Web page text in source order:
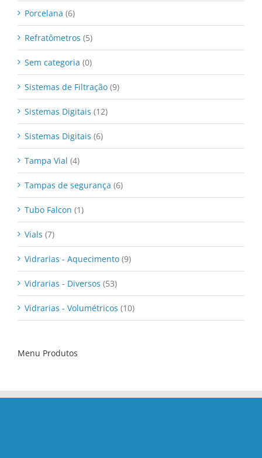
Porcelana (6)
Refratômetros (5)
Sem categoria (0)
Sistemas de Filtração (9)
Sistemas Digitais (12)
Sistemas Digitais (6)
Tampa Vial (4)
Tampas de segurança (6)
Tubo Falcon (1)
Vials (7)
Vidrarias - Aquecimento (9)
Vidrarias - Diversos (53)
Vidrarias - Volumétricos (10)
Menu Produtos